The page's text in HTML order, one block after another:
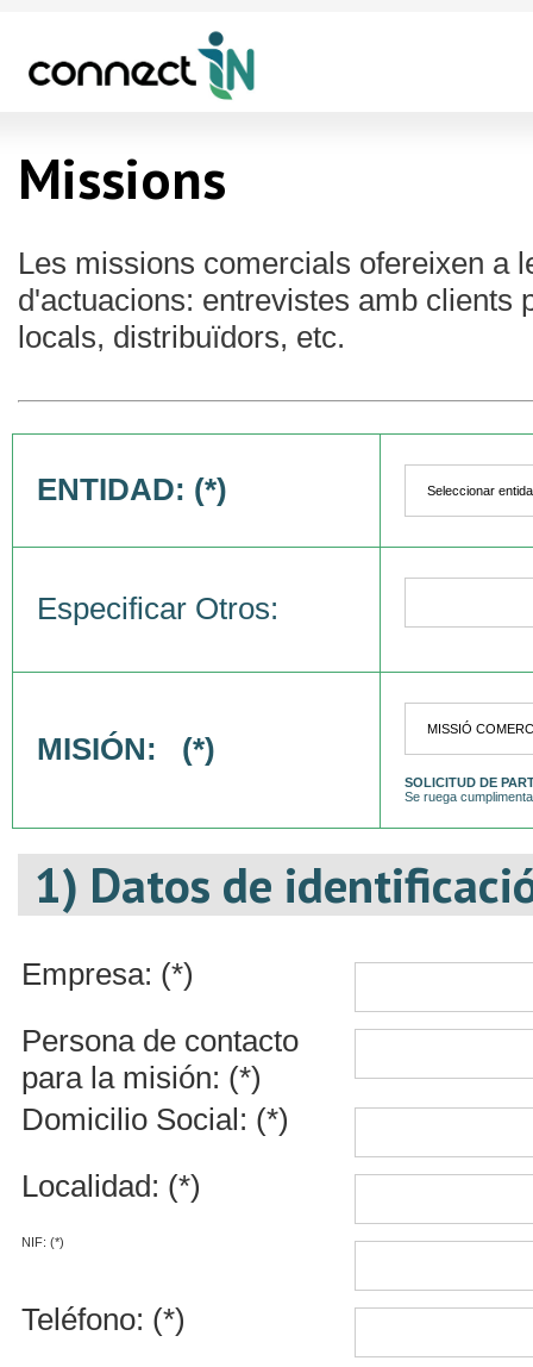
Missions
Les missions comercials ofereixen a
d'actuacions: entrevistes amb clients
locals, distribuïdors, etc.
ENTIDAD: (*)
Especificar Otros:
MISIÓN: (*)
SOLICITUD DE
Se ruega
1) Datos de
Empresa: (*)
Persona de contacto
para la misión: (*)
Domicilio Social: (*)
Localidad: (*)
NIF: (*)
Teléfono: (*)